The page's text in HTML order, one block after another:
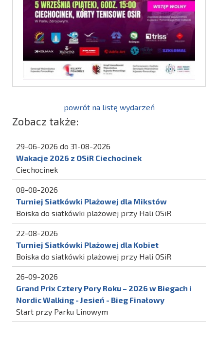
powrót na listę wydarzeń
Zobacz także:
29-06-2026 do 31-08-2026
Wakacje 2026 z OSiR Ciechocinek
Ciechocinek
08-08-2026
Turniej Siatkówki Plażowej dla Mikstów
Boiska do siatkówki plażowej przy Hali OSiR
22-08-2026
Turniej Siatkówki Plażowej dla Kobiet
Boiska do siatkówki plażowej przy Hali OSiR
26-09-2026
Grand Prix Cztery Pory Roku – 2026 w Biegach i
Nordic Walking - Jesień - Bieg Finałowy
Start przy Parku Linowym